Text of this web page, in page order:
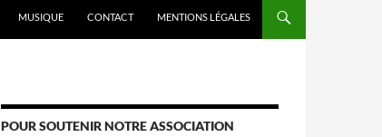
MUSIQUE CONTACT MENTIONS LÉGALES
POUR SOUTENIR NOTRE ASSOCIATION